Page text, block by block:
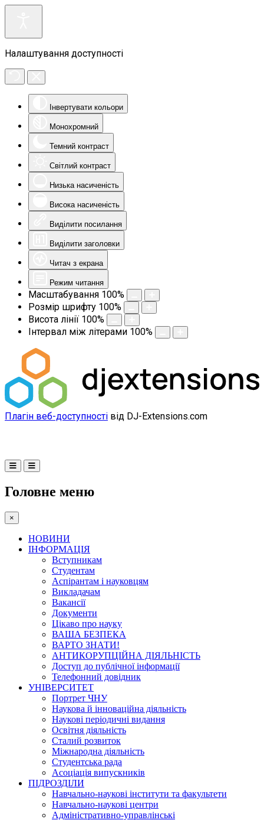
Налаштування доступності
Інвертувати кольори
Монохромний
Темний контраст
Світлий контраст
Низька насиченість
Висока насиченість
Виділити посилання
Виділити заголовки
Читач з екрана
Режим читання
Масштабування 100%
Розмір шрифту 100%
Висота лінії 100%
Інтервал між літерами 100%
Плагін веб-доступності від DJ-Extensions.com
Головне меню
×
НОВИНИ
ІНФОРМАЦІЯ
Вступникам
Студентам
Аспірантам і науковцям
Викладачам
Вакансії
Документи
Цікаво про науку
ВАША БЕЗПЕКА
ВАРТО ЗНАТИ!
АНТИКОРУПЦІЙНА ДІЯЛЬНІСТЬ
Доступ до публічної інформації
Телефонний довідник
УНІВЕРСИТЕТ
Портрет ЧНУ
Наукова й інноваційна діяльність
Наукові періодичні видання
Освітня діяльність
Сталий розвиток
Міжнародна діяльність
Студентська рада
Асоціація випускників
ПІДРОЗДІЛИ
Навчально-наукові інститути та факультети
Навчально-наукові центри
Адміністративно-управлінські